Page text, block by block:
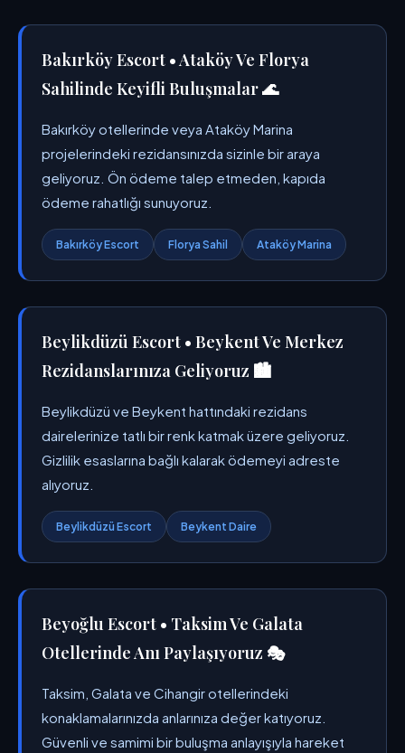
Bakırköy Escort • Ataköy Ve Florya
Sahilinde Keyifli Buluşmalar 🌊
Bakırköy otellerinde veya Ataköy Marina
projelerindeki rezidansınızda sizinle bir araya
geliyoruz. Ön ödeme talep etmeden, kapıda
ödeme rahatlığı sunuyoruz.
Bakırköy Escort Florya Sahil Ataköy Marina
Beylikdüzü Escort • Beykent Ve Merkez
Rezidanslarınıza Geliyoruz 🏙️
Beylikdüzü ve Beykent hattındaki rezidans
dairelerinize tatlı bir renk katmak üzere geliyoruz.
Gizlilik esaslarına bağlı kalarak ödemeyi adreste
alıyoruz.
Beylikdüzü Escort Beykent Daire
Beyoğlu Escort • Taksim Ve Galata
Otellerinde Anı Paylaşıyoruz 🎭
Taksim, Galata ve Cihangir otellerindeki
konaklamalarınızda anlarınıza değer katıyoruz.
Güvenli ve samimi bir buluşma anlayışıyla hareket